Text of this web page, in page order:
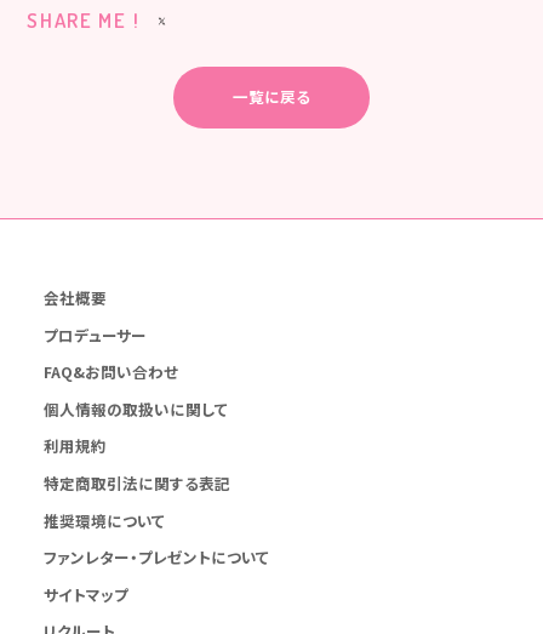
SHARE ME !
一覧に戻る
会社概要
プロデューサー
FAQ&お問い合わせ
個人情報の取扱いに関して
利用規約
特定商取引法に関する表記
推奨環境について
ファンレター・プレゼントについて
サイトマップ